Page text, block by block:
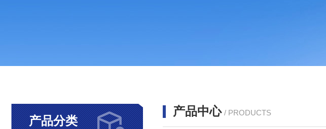
产品分类
产品中心 / PRODUCTS